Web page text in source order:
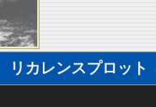
リカレンスプロット